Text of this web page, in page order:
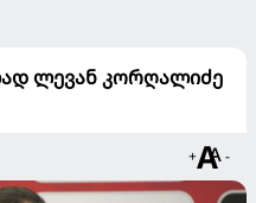
ლევან კორღალიძე
+ -